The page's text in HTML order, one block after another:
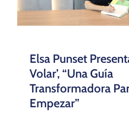
Elsa Punset
Volar’, “una Guía
Transformadora
Empezar”